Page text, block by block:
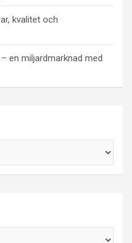
kvalitet och
en miljardmarknad med